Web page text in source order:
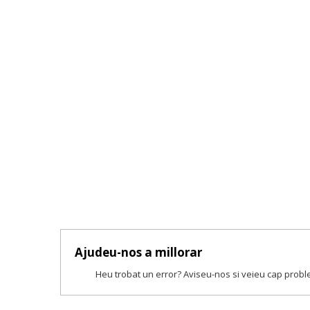
Ajudeu-nos a millorar
Heu trobat un error? Aviseu-nos si veieu cap